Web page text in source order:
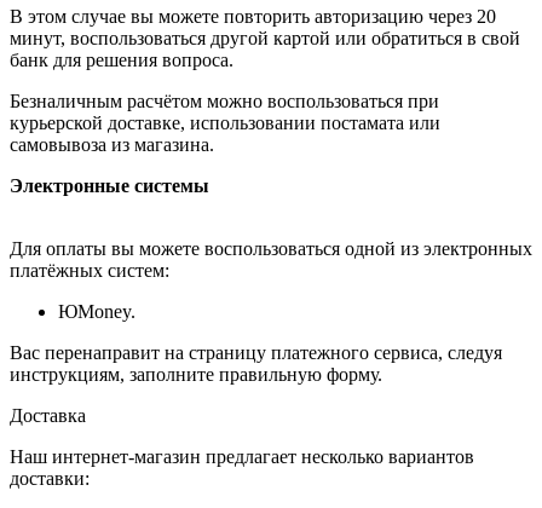
В этом случае вы можете повторить авторизацию через 20
минут, воспользоваться другой картой или обратиться в свой
банк для решения вопроса.
Безналичным расчётом можно воспользоваться при
курьерской доставке, использовании постамата или
самовывоза из магазина.
Электронные системы
Для оплаты вы можете воспользоваться одной из электронных
платёжных систем:
ЮMoney.
Вас перенаправит на страницу платежного сервиса, следуя
инструкциям, заполните правильную форму.
Доставка
Наш интернет-магазин предлагает несколько вариантов
доставки: